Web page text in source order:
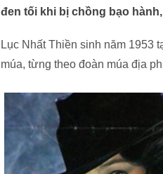
đen tối khi bị chồng bạo
Lục Nhất Thiền sinh năm 1953
múa, từng theo đoàn múa địa